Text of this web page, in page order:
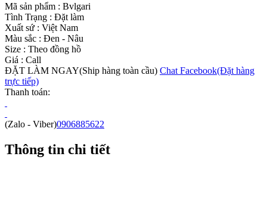
Mã sản phẩm : Bvlgari
Tình Trạng : Đặt làm
Xuất sứ : Việt Nam
Màu sắc : Đen - Nâu
Size : Theo đồng hồ
Giá : Call
ĐẶT LÀM NGAY(Ship hàng toàn cầu) Chat Facebook(Đặt hàng
trực tiếp)
Thanh toán:
(Zalo - Viber)0906885622
Thông tin chi tiết